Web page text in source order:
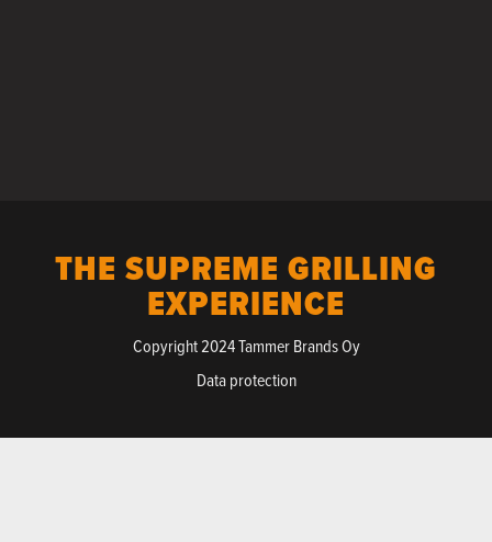
THE SUPREME GRILLING
EXPERIENCE
Copyright 2024 Tammer Brands Oy
Data protection